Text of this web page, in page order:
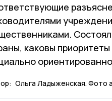
каковы
Ольга Ладыженская. Фото